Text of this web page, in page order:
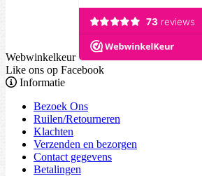
Webwinkelkeur
Like ons op Facebook
Informatie
Bezoek Ons
Ruilen/Retourneren
Klachten
Verzenden en bezorgen
Contact gegevens
Betalingen